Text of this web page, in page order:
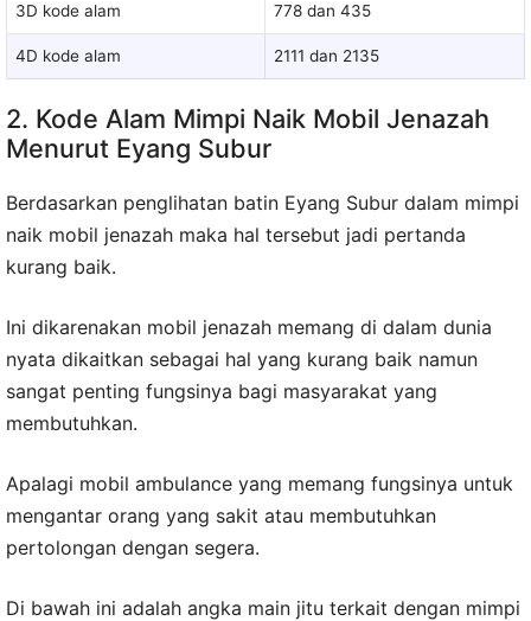
3D kode alam 778 dan 435
4D kode alam 2111 dan 2135
2. Kode Alam Mimpi Naik Mobil Jenazah
Menurut Eyang Subur
Berdasarkan penglihatan batin Eyang Subur dalam mimpi
naik mobil jenazah maka hal tersebut jadi pertanda
kurang baik.
Ini dikarenakan mobil jenazah memang di dalam dunia
nyata dikaitkan sebagai hal yang kurang baik namun
sangat penting fungsinya bagi masyarakat yang
membutuhkan.
Apalagi mobil ambulance yang memang fungsinya untuk
mengantar orang yang sakit atau membutuhkan
pertolongan dengan segera.
Di bawah ini adalah angka main jitu terkait dengan mimpi